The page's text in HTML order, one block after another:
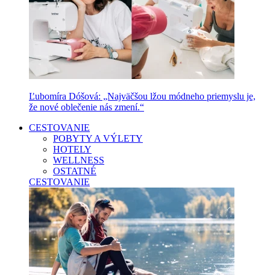
Ľubomíra Dóšová: „Najväčšou lžou módneho priemyslu je,
že nové oblečenie nás zmení.“
CESTOVANIE
POBYTY A VÝLETY
HOTELY
WELLNESS
OSTATNÉ
CESTOVANIE